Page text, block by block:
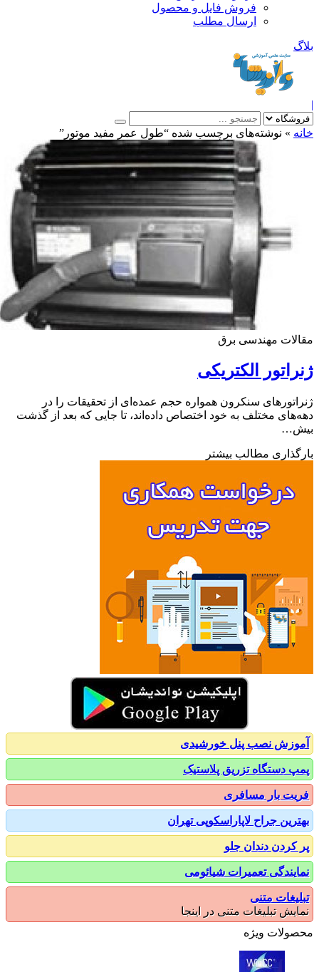
فروش فایل و محصول
ارسال مطلب
»نوشته‌های برچسب شده “طول عمر مفيد موتور”
مهندسی برق
الکتریکی
سنکرون همواره حجم عمده‌ای از تحقیقات را در
مختلف به خود اختصاص داده‌اند، تا جایی که بعد از گذشت
مطالب بیشتر
نصب پنل خورشیدی
دستگاه تزریق پلاستیک
بار مسافری
جراح لاپاراسکوپی تهران
دندان جلو
تعمیرات شیائومی
متنی
تبلیغات متنی در اینجا
ویژه